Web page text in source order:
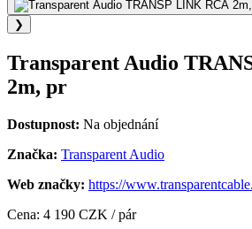
❯
Transparent Audio
2m, pr
Dostupnost: Na objednání
Značka: Transparent Audio
Web značky: https://
Cena: 4 190 CZK / pár